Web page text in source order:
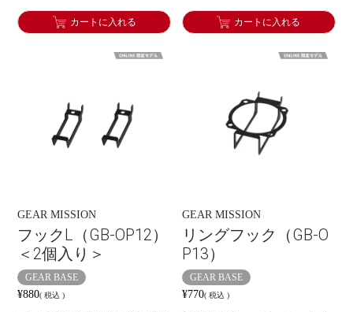
カートに入れる カートに入れる
GEAR MISSION
フックL（GB-OP12）
＜2個入り＞
GEAR BASE
¥880 税込
GEAR MISSION
リングフック（GB-O
P13）
GEAR BASE
¥770 税込